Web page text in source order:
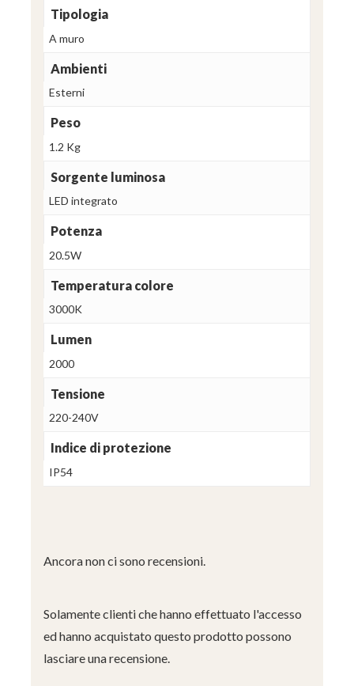
Tipologia
A muro
Ambienti
Esterni
Peso
1.2 Kg
Sorgente luminosa
LED integrato
Potenza
20.5W
Temperatura colore
3000K
Lumen
2000
Tensione
220-240V
Indice di protezione
IP54
Ancora non ci sono recensioni.
Solamente clienti che hanno effettuato l'accesso
ed hanno acquistato questo prodotto possono
lasciare una recensione.